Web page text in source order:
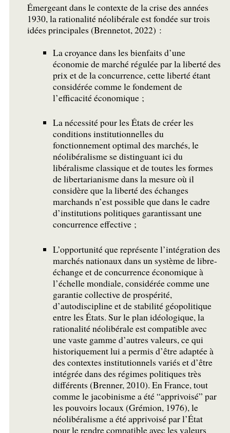
Émergeant dans le contexte de la crise des années
1930, la rationalité néolibérale est fondée sur trois
idées principales (Brennetot, 2022) :
La croyance dans les bienfaits d’une
économie de marché régulée par la liberté des
prix et de la concurrence, cette liberté étant
considérée comme le fondement de
l’efficacité économique ;
La nécessité pour les États de créer les
conditions institutionnelles du
fonctionnement optimal des marchés, le
néolibéralisme se distinguant ici du
libéralisme classique et de toutes les formes
de libertarianisme dans la mesure où il
considère que la liberté des échanges
marchands n’est possible que dans le cadre
d’institutions politiques garantissant une
concurrence effective ;
L’opportunité que représente l’intégration des
marchés nationaux dans un système de libre-
échange et de concurrence économique à
l’échelle mondiale, considérée comme une
garantie collective de prospérité,
d’autodiscipline et de stabilité géopolitique
entre les États. Sur le plan idéologique, la
rationalité néolibérale est compatible avec
une vaste gamme d’autres valeurs, ce qui
historiquement lui a permis d’être adaptée à
des contextes institutionnels variés et d’être
intégrée dans des régimes politiques très
différents (Brenner, 2010). En France, tout
comme le jacobinisme a été “apprivoisé” par
les pouvoirs locaux (Grémion, 1976), le
néolibéralisme a été apprivoisé par l’État
pour le rendre compatible avec les valeurs